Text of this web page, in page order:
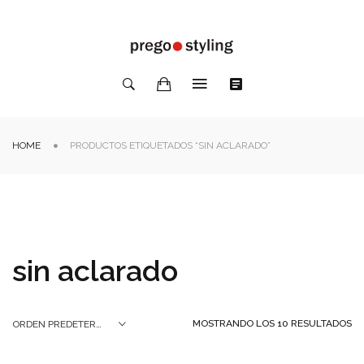
HOME PRODUCTOS ETIQUETADOS “SIN ACLARADO”
sin aclarado
MOSTRANDO LOS 10 RESULTADOS
ORDEN PREDETERMINADO